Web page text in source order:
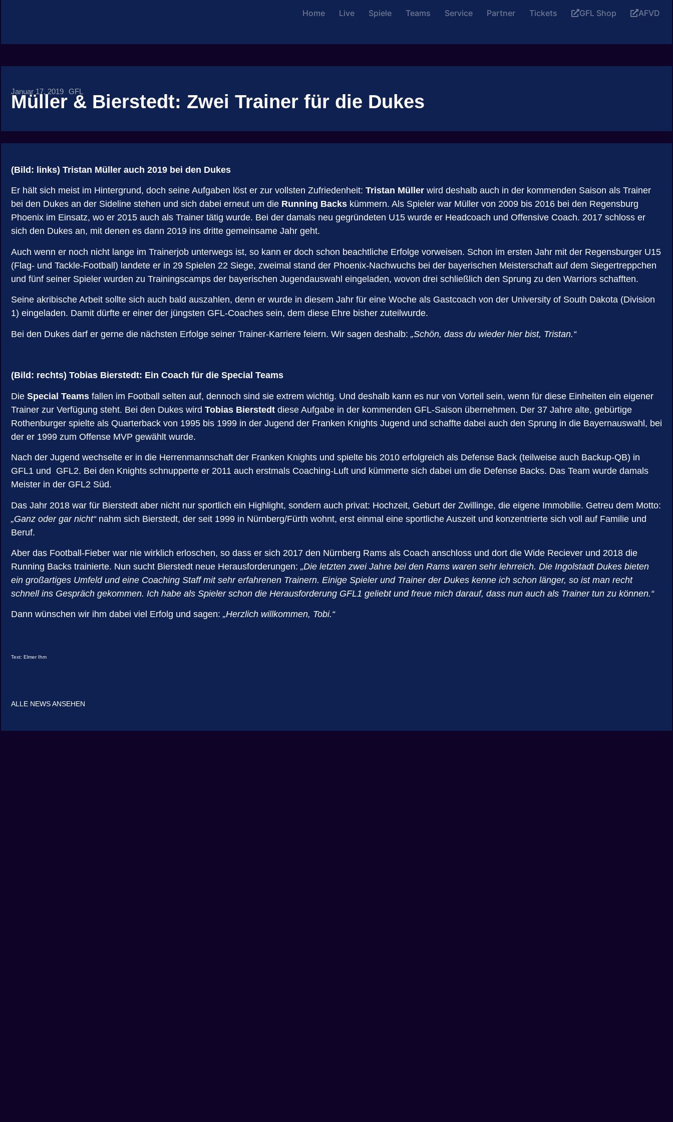
Home Live Spiele Teams Service Partner Tickets GFL Shop AFVD
Januar 17, 2019 GFL
Müller & Bierstedt: Zwei Trainer für die Dukes
(Bild: links) Tristan Müller auch 2019 bei den Dukes
Er hält sich meist im Hintergrund, doch seine Aufgaben löst er zur vollsten Zufriedenheit: Tristan Müller wird deshalb auch in der kommenden Saison als Trainer
bei den Dukes an der Sideline stehen und sich dabei erneut um die Running Backs kümmern. Als Spieler war Müller von 2009 bis 2016 bei den Regensburg
Phoenix im Einsatz, wo er 2015 auch als Trainer tätig wurde. Bei der damals neu gegründeten U15 wurde er Headcoach und Offensive Coach. 2017 schloss er
sich den Dukes an, mit denen es dann 2019 ins dritte gemeinsame Jahr geht.
Auch wenn er noch nicht lange im Trainerjob unterwegs ist, so kann er doch schon beachtliche Erfolge vorweisen. Schon im ersten Jahr mit der Regensburger U15
(Flag- und Tackle-Football) landete er in 29 Spielen 22 Siege, zweimal stand der Phoenix-Nachwuchs bei der bayerischen Meisterschaft auf dem Siegertreppchen
und fünf seiner Spieler wurden zu Trainingscamps der bayerischen Jugendauswahl eingeladen, wovon drei schließlich den Sprung zu den Warriors schafften.
Seine akribische Arbeit sollte sich auch bald auszahlen, denn er wurde in diesem Jahr für eine Woche als Gastcoach von der University of South Dakota (Division
1) eingeladen. Damit dürfte er einer der jüngsten GFL-Coaches sein, dem diese Ehre bisher zuteilwurde.
Bei den Dukes darf er gerne die nächsten Erfolge seiner Trainer-Karriere feiern. Wir sagen deshalb: „Schön, dass du wieder hier bist, Tristan.“
(Bild: rechts) Tobias Bierstedt: Ein Coach für die Special Teams
Die Special Teams fallen im Football selten auf, dennoch sind sie extrem wichtig. Und deshalb kann es nur von Vorteil sein, wenn für diese Einheiten ein eigener
Trainer zur Verfügung steht. Bei den Dukes wird Tobias Bierstedt diese Aufgabe in der kommenden GFL-Saison übernehmen. Der 37 Jahre alte, gebürtige
Rothenburger spielte als Quarterback von 1995 bis 1999 in der Jugend der Franken Knights Jugend und schaffte dabei auch den Sprung in die Bayernauswahl, bei
der er 1999 zum Offense MVP gewählt wurde.
Nach der Jugend wechselte er in die Herrenmannschaft der Franken Knights und spielte bis 2010 erfolgreich als Defense Back (teilweise auch Backup-QB) in
GFL1 und GFL2. Bei den Knights schnupperte er 2011 auch erstmals Coaching-Luft und kümmerte sich dabei um die Defense Backs. Das Team wurde damals
Meister in der GFL2 Süd.
Das Jahr 2018 war für Bierstedt aber nicht nur sportlich ein Highlight, sondern auch privat: Hochzeit, Geburt der Zwillinge, die eigene Immobilie. Getreu dem Motto:
„Ganz oder gar nicht“nahm sich Bierstedt, der seit 1999 in Nürnberg/Fürth wohnt, erst einmal eine sportliche Auszeit und konzentrierte sich voll auf Familie und
Beruf.
Aber das Football-Fieber war nie wirklich erloschen, so dass er sich 2017 den Nürnberg Rams als Coach anschloss und dort die Wide Reciever und 2018 die
Running Backs trainierte. Nun sucht Bierstedt neue Herausforderungen: „Die letzten zwei Jahre bei den Rams waren sehr lehrreich. Die Ingolstadt Dukes bieten
ein großartiges Umfeld und eine Coaching Staff mit sehr erfahrenen Trainern. Einige Spieler und Trainer der Dukes kenne ich schon länger, so ist man recht
schnell ins Gespräch gekommen. Ich habe als Spieler schon die Herausforderung GFL1 geliebt und freue mich darauf, dass nun auch als Trainer tun zu können.“
Dann wünschen wir ihm dabei viel Erfolg und sagen: „Herzlich willkommen, Tobi.“
Text: Elmer Ihm
ALLE NEWS ANSEHEN